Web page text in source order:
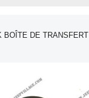
BOÎTE DE TRANSFERT